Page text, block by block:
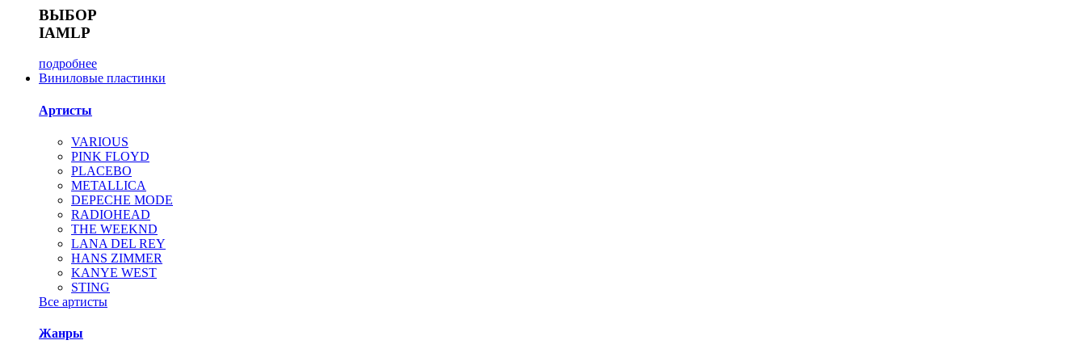
ВЫБОР
IAMLP
подробнее
Виниловые пластинки
Артисты
VARIOUS
PINK FLOYD
PLACEBO
METALLICA
DEPECHE MODE
RADIOHEAD
THE WEEKND
LANA DEL REY
HANS ZIMMER
KANYE WEST
STING
Все артисты
Жанры